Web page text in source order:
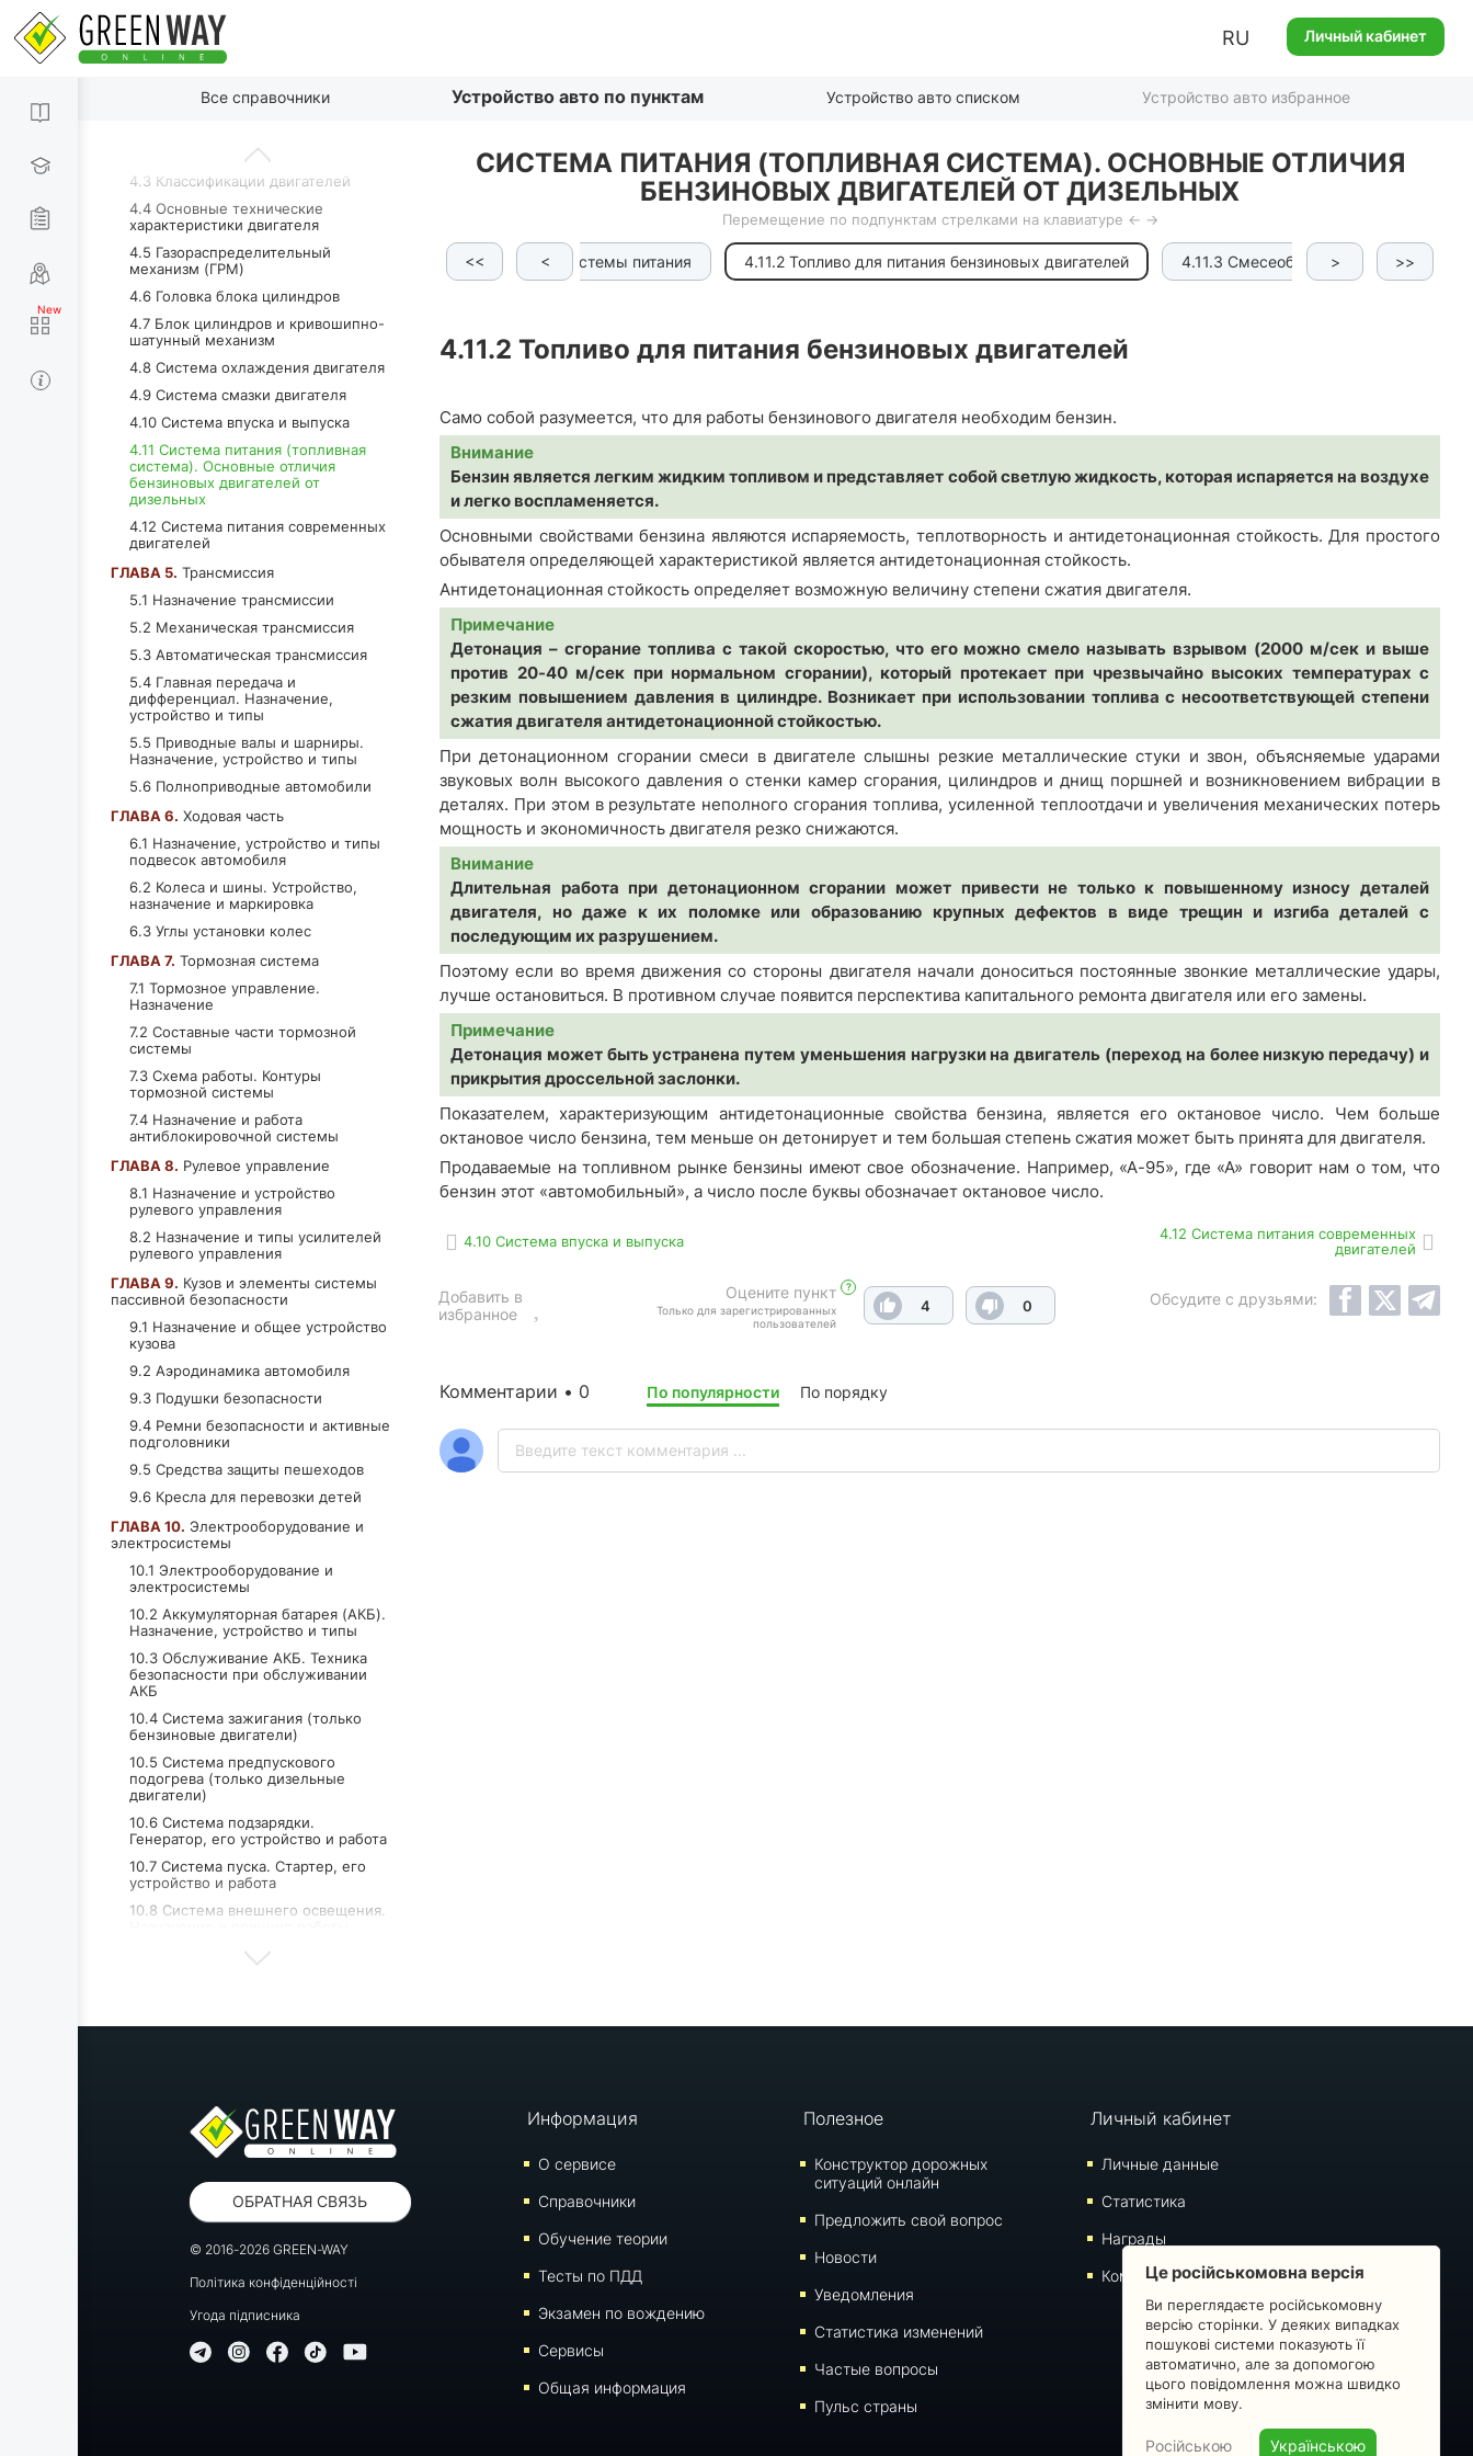
RU Личный кабинет
Все справочники Устройство авто по пунктам Устройство авто списком Устройство авто избранное
3.3 Основные технические
характеристики автомобиля
ГЛАВА 4.Двигатель
4.1 О двигателях в целом
4.3 Классификации двигателей
4.4 Основные технические
характеристики двигателя
4.5 Газораспределительный
механизм (ГРМ)
4.6 Головка блока цилиндров
4.7 Блок цилиндров и кривошипно-
шатунный механизм
4.8 Система охлаждения двигателя
4.9 Система смазки двигателя
4.10 Система впуска и выпуска
4.11 Система питания (топливная
система). Основные отличия
бензиновых двигателей от
дизельных
4.12 Система питания современных
двигателей
ГЛАВА 5. Трансмиссия
5.1 Назначение трансмиссии
5.2 Механическая трансмиссия
5.3 Автоматическая трансмиссия
5.4 Главная передача и
дифференциал. Назначение,
устройство и типы
5.5 Приводные валы и шарниры.
Назначение, устройство и типы
5.6 Полноприводные автомобили
ГЛАВА 6. Ходовая часть
6.1 Назначение, устройство и типы
подвесок автомобиля
6.2 Колеса и шины. Устройство,
назначение и маркировка
6.3 Углы установки колес
ГЛАВА 7. Тормозная система
7.1 Тормозное управление.
Назначение
7.2 Составные части тормозной
системы
7.3 Схема работы. Контуры
тормозной системы
7.4 Назначение и работа
антиблокировочной системы
ГЛАВА 8. Рулевое управление
8.1 Назначение и устройство
рулевого управления
8.2 Назначение и типы усилителей
рулевого управления
ГЛАВА 9. Кузов и элементы системы
пассивной безопасности
9.1 Назначение и общее устройство
кузова
9.2 Аэродинамика автомобиля
9.3 Подушки безопасности
9.4 Ремни безопасности и активные
подголовники
9.5 Средства защиты пешеходов
9.6 Кресла для перевозки детей
ГЛАВА 10. Электрооборудование и
электросистемы
10.1 Электрооборудование и
электросистемы
10.2 Аккумуляторная батарея (АКБ).
Назначение, устройство и типы
10.3 Обслуживание АКБ. Техника
безопасности при обслуживании
АКБ
10.4 Система зажигания (только
бензиновые двигатели)
10.5 Система предпускового
подогрева (только дизельные
двигатели)
10.6 Система подзарядки.
Генератор, его устройство и работа
10.7 Система пуска. Стартер, его
устройство и работа
10.8 Система внешнего освещения.
10.9 Очистители и омыватели
стекол. Назначение и принцип
Техническое обслуживание
11.1 Меры предосторожности при
проведении технического
обслуживания владельцем
автомобиля
11.2 Операции, которые
необходимо выполнять для
поддержания автомобиля в
нормальном рабочем состоянии
обслуживанию автомобиля
11.4 График технического
обслуживания автомобиля
СИСТЕМА ПИТАНИЯ (ТОПЛИВНАЯ СИСТЕМА). ОСНОВНЫЕ ОТЛИЧИЯ
БЕНЗИНОВЫХ ДВИГАТЕЛЕЙ ОТ ДИЗЕЛЬНЫХ
Перемещение по подпунктам стрелками на клавиатуре ← →
<< <
4.11.1 Назначение и основные части системы питания 4.11.2 Топливо для питания бензиновых двигателей 4.11.3 Смесеобразование и составы
>>
>
4.11.2 Топливо для питания бензиновых двигателей
Само собой разумеется, что для работы бензинового двигателя необходим бензин.
Внимание
Бензин является легким жидким топливом и представляет собой светлую жидкость, которая испаряется на воздухе
и легко воспламеняется.
Основными свойствами бензина являются испаряемость, теплотворность и антидетонационная стойкость. Для простого
обывателя определяющей характеристикой является антидетонационная стойкость.
Антидетонационная стойкость определяет возможную величину степени сжатия двигателя.
Примечание
Детонация – сгорание топлива с такой скоростью, что его можно смело называть взрывом (2000 м/сек и выше
против 20-40 м/сек при нормальном сгорании), который протекает при чрезвычайно высоких температурах с
резким повышением давления в цилиндре. Возникает при использовании топлива с несоответствующей степени
сжатия двигателя антидетонационной стойкостью.
При детонационном сгорании смеси в двигателе слышны резкие металлические стуки и звон, объясняемые ударами
звуковых волн высокого давления о стенки камер сгорания, цилиндров и днищ поршней и возникновением вибрации в
деталях. При этом в результате неполного сгорания топлива, усиленной теплоотдачи и увеличения механических потерь
мощность и экономичность двигателя резко снижаются.
Внимание
Длительная работа при детонационном сгорании может привести не только к повышенному износу деталей
двигателя, но даже к их поломке или образованию крупных дефектов в виде трещин и изгиба деталей с
последующим их разрушением.
Поэтому если во время движения со стороны двигателя начали доноситься постоянные звонкие металлические удары,
лучше остановиться. В противном случае появится перспектива капитального ремонта двигателя или его замены.
Примечание
Детонация может быть устранена путем уменьшения нагрузки на двигатель (переход на более низкую передачу) и
прикрытия дроссельной заслонки.
Показателем, характеризующим антидетонационные свойства бензина, является его октановое число. Чем больше
октановое число бензина, тем меньше он детонирует и тем большая степень сжатия может быть принята для двигателя.
Продаваемые на топливном рынке бензины имеют свое обозначение. Например, «А-95», где «А» говорит нам о том, что
бензин этот «автомобильный», а число после буквы обозначает октановое число.
4.10 Система впуска и выпуска
4.12 Система питания современных
двигателей
Оцените пункт ?
Только для зарегистрированных
пользователей
4 0
Добавить в
избранное
Обсудите с друзьями:
Комментарии • 0 По популярности По порядку
ОБРАТНАЯ СВЯЗЬ
© 2016-2026 GREEN-WAY
Політика конфіденційності
Угода підписника
Информация
О сервисе
Справочники
Обучение теории
Тесты по ПДД
Экзамен по вождению
Сервисы
Общая информация
Полезное
Конструктор дорожных
ситуаций онлайн
Предложить свой вопрос
Новости
Уведомления
Статистика изменений
Частые вопросы
Пульс страны
Личный кабинет
Личные данные
Статистика
Награды
Комментарии
Це російськомовна версія
Ви переглядаєте російськомовну
версію сторінки. У деяких випадках
пошукові системи показують її
автоматично, але за допомогою
цього повідомлення можна швидко
змінити мову.
Російською Українською